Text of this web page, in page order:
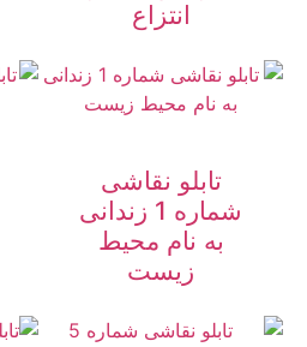
انتزاع
تابلو نقاشی
شماره 1 زندانی
به نام محیط
زیست